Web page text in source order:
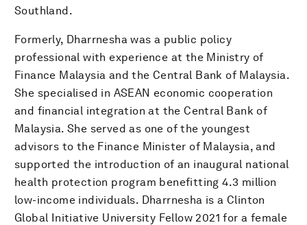
Southland.
Formerly, Dharrnesha was a public policy
professional with experience at the Ministry of
Finance Malaysia and the Central Bank of Malaysia.
She specialised in ASEAN economic cooperation
and financial integration at the Central Bank of
Malaysia. She served as one of the youngest
advisors to the Finance Minister of Malaysia, and
supported the introduction of an inaugural national
health protection program benefitting 4.3 million
low-income individuals. Dharrnesha is a Clinton
Global Initiative University Fellow 2021 for a female